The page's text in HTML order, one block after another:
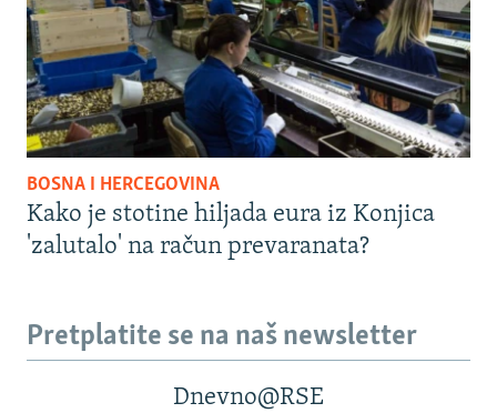
BOSNA I HERCEGOVINA
Kako je stotine hiljada eura iz Konjica
'zalutalo' na račun prevaranata?
Pretplatite se na naš newsletter
Dnevno@RSE